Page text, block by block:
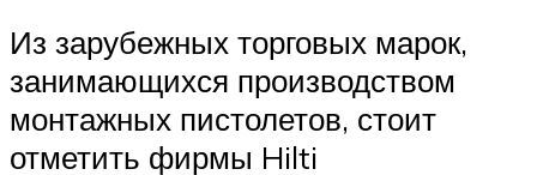
Из зарубежных торговых марок,
занимающихся производством
монтажных пистолетов, стоит
отметить фирмы Hilti